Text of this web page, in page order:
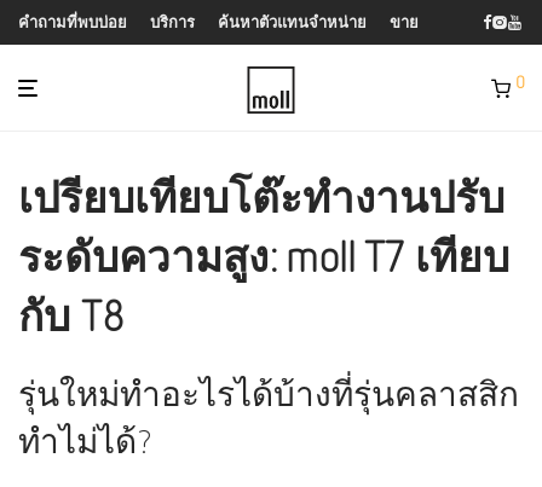
คำถามที่พบบ่อย บริการ ค้นหาตัวแทนจำหน่าย ขาย
0
เปรียบเทียบโต๊ะทำงานปรับ
ระดับความสูง: moll T7 เทียบ
กับ T8
รุ่นใหม่ทำอะไรได้บ้างที่รุ่นคลาสสิก
ทำไม่ได้?